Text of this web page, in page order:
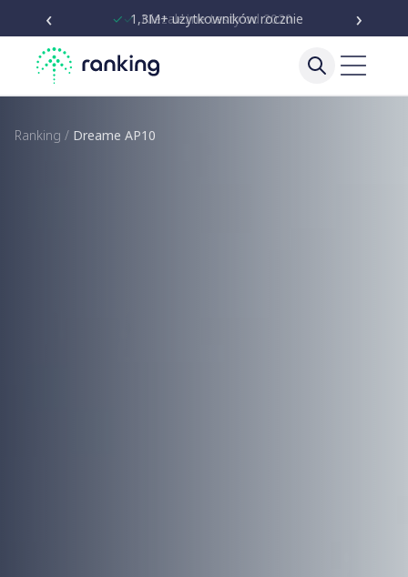
‹ ✓ Niezależne testy od 2020 ›
Ranking / Dreame AP10